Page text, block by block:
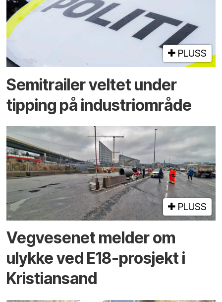
PLUSS
Semitrailer veltet under
tipping på industriområde
PLUSS
Vegvesenet melder om
ulykke ved E18-prosjekt i
Kristiansand